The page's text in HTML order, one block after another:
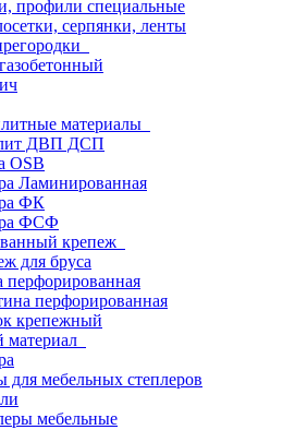
профили специальные
серпянки, ленты
материалы
ДВП ДСП
OSB
Ламинированная
ФК
ФСФ
крепеж
для бруса
перфорированная
перфорированная
крепежный
для мебельных степлеров
мебельные